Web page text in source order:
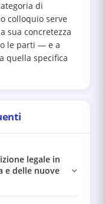
di
colloquio serve
sua concretezza
le parti — e a
quella specifica
legale in
e delle nuove